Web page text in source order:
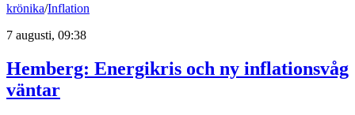
krönika/Inflation
7 augusti, 09:38
Hemberg: Energikris och ny inflationsvåg
väntar